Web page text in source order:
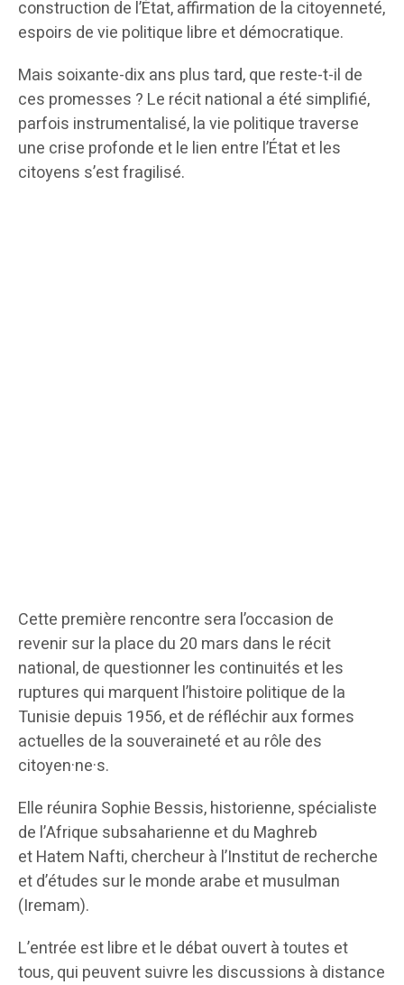
construction de l’État, affirmation de la citoyenneté,
espoirs de vie politique libre et démocratique.
Mais soixante-dix ans plus tard, que reste-t-il de
ces promesses ? Le récit national a été simplifié,
parfois instrumentalisé, la vie politique traverse
une crise profonde et le lien entre l’État et les
citoyens s’est fragilisé.
Cette première rencontre sera l’occasion de
revenir sur la place du 20 mars dans le récit
national, de questionner les continuités et les
ruptures qui marquent l’histoire politique de la
Tunisie depuis 1956, et de réfléchir aux formes
actuelles de la souveraineté et au rôle des
citoyen·ne·s.
Elle réunira Sophie Bessis, historienne, spécialiste
de l’Afrique subsaharienne et du Maghreb
et Hatem Nafti, chercheur à l’Institut de recherche
et d’études sur le monde arabe et musulman
(Iremam).
L’entrée est libre et le débat ouvert à toutes et
tous, qui peuvent suivre les discussions à distance